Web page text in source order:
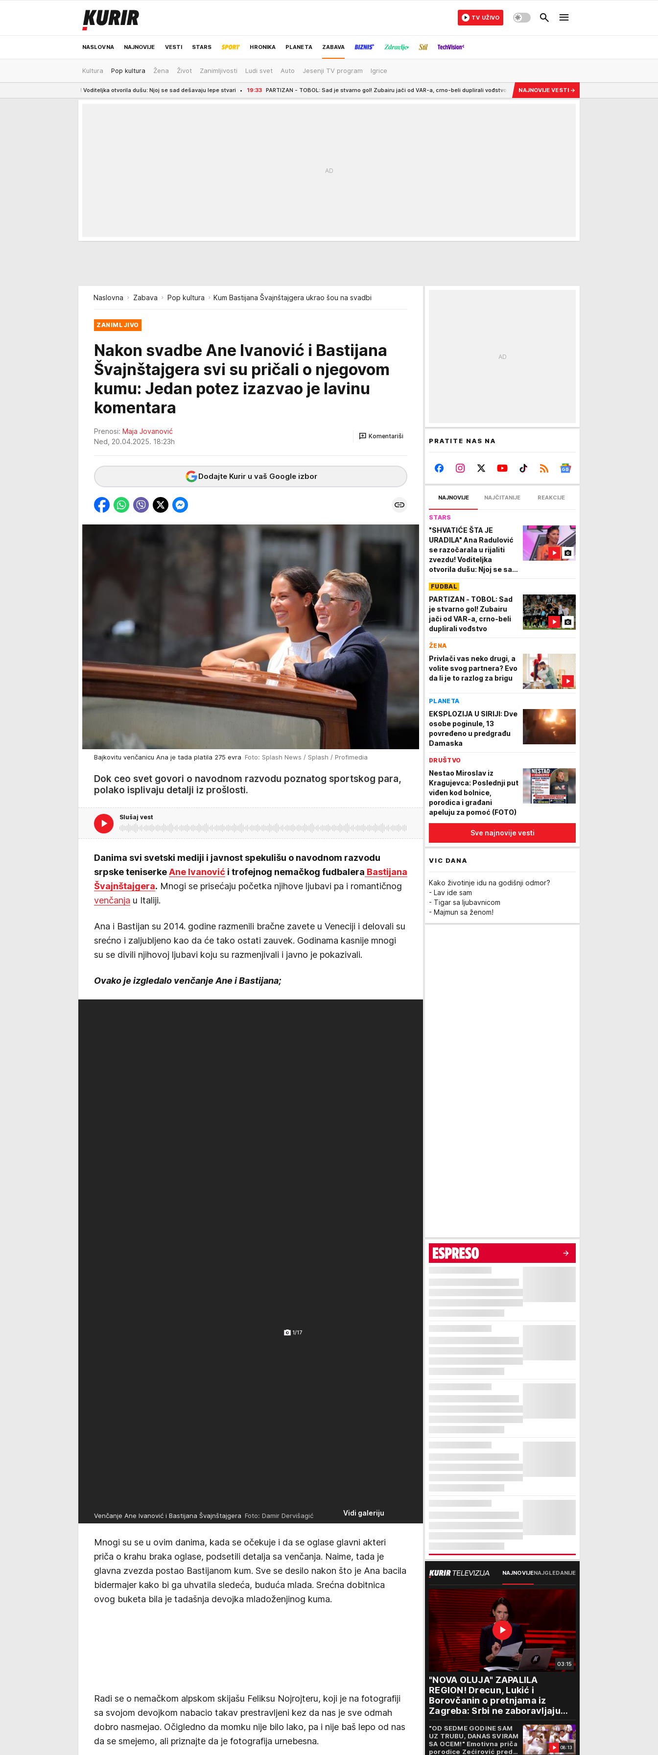
NASLOVNA NAJNOVIJE VESTI STARS HRONIKA PLANETA ZABAVA
ODRŽIVA BUDUĆNOST REGION NEWS IZBOR UREDNIKA
TV UŽIVO
Kultura Pop kultura Žena Život Zanimljivosti Ludi svet Auto Jesenji TV program Igrice
rijaliti zvezdu! Voditeljka otvorila dušu: Njoj se sad dešavaju lepe stvari 19:33 PARTIZAN - TOBOL: Sad je stvarno gol! Zubairu jači od VAR-a, crno-beli duplirali vođstvo 22:37 Privlači vas neko drugi, a volite svog partnera? Evo da li je
NAJNOVIJE VESTI →
Naslovna Zabava Pop kultura Kum Bastijana Švajnštajgera ukrao šou na svadbi
ZANIMLJIVO
Nakon svadbe Ane Ivanović i Bastijana
Švajnštajgera svi su pričali o njegovom
kumu: Jedan potez izazvao je lavinu
komentara
Prenosi: Maja Jovanović
Ned, 20.04.2025. 18:23h
Komentariši
Dodajte Kurir u vaš Google izbor
Bajkovitu venčanicu Ana je tada platila 275 evra Foto: Splash News / Splash / Profimedia
Dok ceo svet govori o navodnom razvodu poznatog sportskog para,
polako isplivaju detalji iz prošlosti.
Slušaj vest
Danima svi svetski mediji i javnost spekulišu o navodnom razvodu
srpske teniserkeAne Ivanović i trofejnog nemačkog fudbalera Bastijana
Švajnštajgera. Mnogi se prisećaju početka njihove ljubavi pa i romantičnog
venčanja u Italiji.
Ana i Bastijan su 2014. godine razmenili bračne zavete u Veneciji i delovali su
srećno i zaljubljeno kao da će tako ostati zauvek. Godinama kasnije mnogi
su se divili njihovoj ljubavi koju su razmenjivali i javno je pokazivali.
Ovako je izgledalo venčanje Ane i Bastijana;
1/17
Vidi galeriju
Venčanje Ane Ivanović i Bastijana Švajnštajgera Foto: Damir Dervišagić
Mnogi su se u ovim danima, kada se očekuje i da se oglase glavni akteri
priča o krahu braka oglase, podsetili detalja sa venčanja. Naime, tada je
glavna zvezda postao Bastijanom kum. Sve se desilo nakon što je Ana bacila
bidermajer kako bi ga uhvatila sledeća, buduća mlada. Srećna dobitnica
ovog buketa bila je tadašnja devojka mladoženjinog kuma.
Radi se o nemačkom alpskom skijašu Feliksu Nojrojteru, koji je na fotografiji
sa svojom devojkom nabacio takav prestravljeni kez da nas je sve odmah
dobro nasmejao. Očigledno da momku nije bilo lako, pa i nije baš lepo od nas
da se smejemo, ali priznajte da je fotografija urnebesna.
PRATITE NAS NA
NAJNOVIJE NAJČITANIJE REAKCIJE
STARS
"SHVATIĆE ŠTA JE
URADILA" Ana Radulović
se razočarala u rijaliti
zvezdu! Voditeljka
otvorila dušu: Njoj se sad
FUDBAL
PARTIZAN - TOBOL: Sad
je stvarno gol! Zubairu
jači od VAR-a, crno-beli
duplirali vođstvo
ŽENA
Privlači vas neko drugi, a
volite svog partnera? Evo
da li je to razlog za brigu
PLANETA
EKSPLOZIJA U SIRIJI: Dve
osobe poginule, 13
povređeno u predgrađu
Damaska
DRUŠTVO
Nestao Miroslav iz
Kragujevca: Poslednji put
viđen kod bolnice,
porodica i građani
apeluju za pomoć (FOTO)
Sve najnovije vesti
VIC DANA
Kako životinje idu na godišnji odmor?
- Lav ide sam
- Tigar sa ljubavnicom
- Majmun sa ženom!
NAJNOVIJENAJGLEDANIJE
03:15
"NOVA OLUJA" ZAPALILA
REGION! Drecun, Lukić i
Borovčanin o pretnjama iz
Zagreba: Srbi ne zaboravljaju
progon
08:13
"OD SEDME GODINE SAM
UZ TRUBU, DANAS SVIRAM
SA OCEM!" Emotivna priča
porodice Zećirović pred